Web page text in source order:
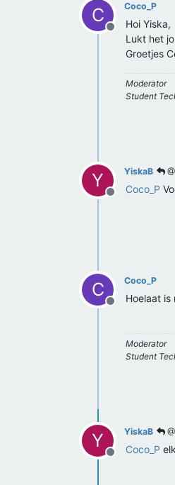
C
Offline
Coco_P
Hoi Yiska,
Lukt het
Groetjes
Moderator
Student
Y
Offline
YiskaB
Coco_P
C
Offline
Coco_P
Hoelaat
Moderator
Student
Y
Offline
YiskaB
Coco_P